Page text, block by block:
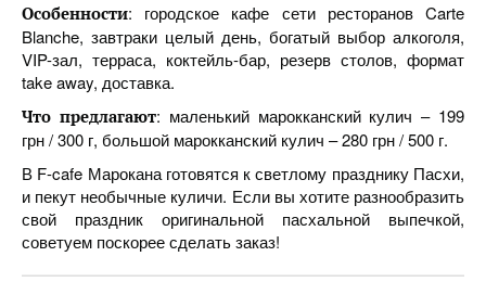
Особенности: городское кафе сети ресторанов Carte
Blanche, завтраки целый день, богатый выбор алкоголя,
VIP-зал, терраса, коктейль-бар, резерв столов, формат
take away, доставка.
Что предлагают: маленький марокканский кулич – 199
грн / 300 г, большой марокканский кулич – 280 грн / 500 г.
В F-cafe Марокана готовятся к светлому празднику Пасхи,
и пекут необычные куличи. Если вы хотите разнообразить
свой праздник оригинальной пасхальной выпечкой,
советуем поскорее сделать заказ!